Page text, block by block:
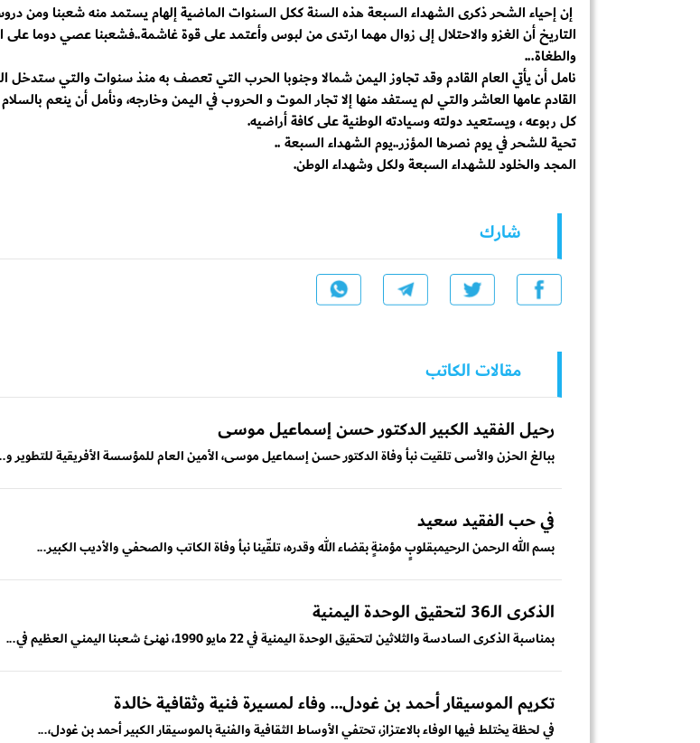
إن إحياء الشحر ذكرى الشهداء السبعة هذه السنة ككل السنوات الماضية إلهام يستمد منه شعبنا ومن
التاريخ أن الغزو والاحتلال إلى زوال مهما ارتدى من لبوس وأعتمد على قوة غاشمة..فشعبنا عصي دوما على
والطغاة...
نامل أن يأتي العام القادم وقد تجاوز اليمن شمالا وجنوبا الحرب التي تعصف به منذ سنوات والتي ستدخل
القادم عامها العاشر والتي لم يستفد منها إلا تجار الموت و الحروب في اليمن وخارجه، ونأمل أن ينعم بالسلام
كل ربوعه ، ويستعيد دولته وسيادته الوطنية على كافة أراضيه.
تحية للشحر في يوم نصرها المؤزر..يوم الشهداء السبعة ..
المجد والخلود للشهداء السبعة ولكل وشهداء الوطن.
شارك
مقالات الكاتب
رحيل الفقيد الكبير الدكتور حسن إسماعيل موسى
ببالغ الحزن والأسى تلقيت نبأ وفاة الدكتور حسن إسماعيل موسى، الأمين العام للمؤسسة الأفريقية للتطوير
في حب الفقيد سعيد
بسم الله الرحمن الرحيمبقلوبٍ مؤمنةٍ بقضاء الله وقدره، تلقّينا نبأ وفاة الكاتب والصحفي والأديب الكبير...
الذكرى الـ36 لتحقيق الوحدة اليمنية
بمناسبة الذكرى السادسة والثلاثين لتحقيق الوحدة اليمنية في 22 مايو 1990، نهنئ شعبنا اليمني العظيم في...
تكريم الموسيقار أحمد بن غودل… وفاء لمسيرة فنية وثقافية خالدة
في لحظة يختلط فيها الوفاء بالاعتزاز، تحتفي الأوساط الثقافية والفنية بالموسيقار الكبير أحمد بن غودل،...